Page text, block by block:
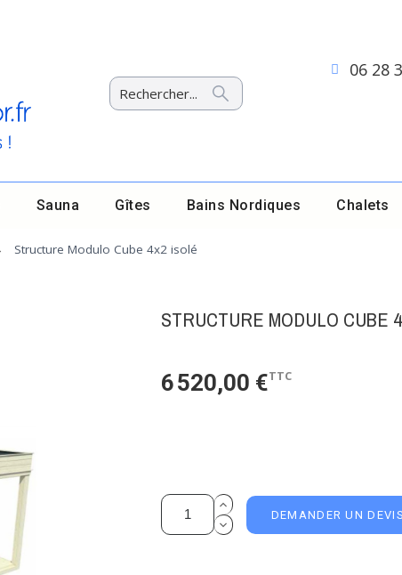
06 28
Sauna Gîtes Bains Nordiques Chalets
Structure Modulo Cube 4x2 isolé
STRUCTURE MODULO CUBE
6 520,00 €TTC
DEMANDER UN